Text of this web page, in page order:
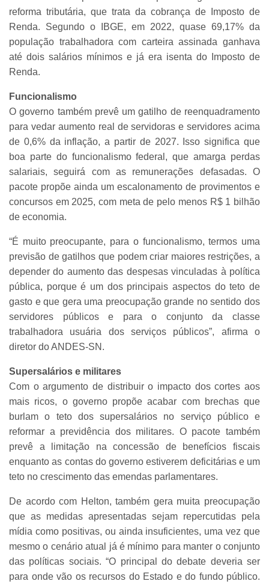
reforma tributária, que trata da cobrança de Imposto de
Renda. Segundo o IBGE, em 2022, quase 69,17% da
população trabalhadora com carteira assinada ganhava
até dois salários mínimos e já era isenta do Imposto de
Renda.
Funcionalismo
O governo também prevê um gatilho de reenquadramento
para vedar aumento real de servidoras e servidores acima
de 0,6% da inflação, a partir de 2027. Isso significa que
boa parte do funcionalismo federal, que amarga perdas
salariais, seguirá com as remunerações defasadas. O
pacote propõe ainda um escalonamento de provimentos e
concursos em 2025, com meta de pelo menos R$ 1 bilhão
de economia.
“É muito preocupante, para o funcionalismo, termos uma
previsão de gatilhos que podem criar maiores restrições, a
depender do aumento das despesas vinculadas à política
pública, porque é um dos principais aspectos do teto de
gasto e que gera uma preocupação grande no sentido dos
servidores públicos e para o conjunto da classe
trabalhadora usuária dos serviços públicos”, afirma o
diretor do ANDES-SN.
Supersalários e militares
Com o argumento de distribuir o impacto dos cortes aos
mais ricos, o governo propõe acabar com brechas que
burlam o teto dos supersalários no serviço público e
reformar a previdência dos militares. O pacote também
prevê a limitação na concessão de benefícios fiscais
enquanto as contas do governo estiverem deficitárias e um
teto no crescimento das emendas parlamentares.
De acordo com Helton, também gera muita preocupação
que as medidas apresentadas sejam repercutidas pela
mídia como positivas, ou ainda insuficientes, uma vez que
mesmo o cenário atual já é mínimo para manter o conjunto
das políticas sociais. “O principal do debate deveria ser
para onde vão os recursos do Estado e do fundo público.